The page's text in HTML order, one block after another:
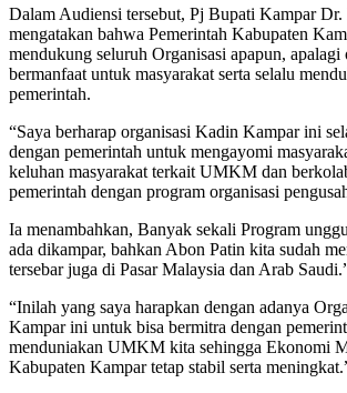
Dalam Audiensi tersebut, Pj Bupati Kampar
mengatakan bahwa Pemerintah Kabupaten
mendukung seluruh Organisasi apapun, apalagi
bermanfaat untuk masyarakat serta selalu
pemerintah.
“Saya berharap organisasi Kadin Kampar ini
dengan pemerintah untuk mengayomi
keluhan masyarakat terkait UMKM dan
pemerintah dengan program organisasi
Ia menambahkan, Banyak sekali Program
ada dikampar, bahkan Abon Patin kita sudah
tersebar juga di Pasar Malaysia dan Arab
“Inilah yang saya harapkan dengan adanya
Kampar ini untuk bisa bermitra dengan
menduniakan UMKM kita sehingga Ekonomi
Kabupaten Kampar tetap stabil serta